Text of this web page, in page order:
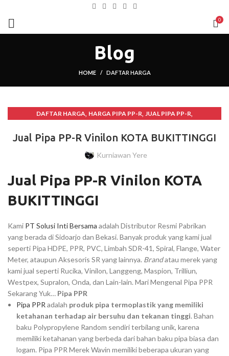
0
Blog
HOME DAFTAR HARGA
DAFTAR HARGA, HARGA PIPA PP-R, JUAL PIPA PP-R,
Jual Pipa PP-R Vinilon KOTA BUKITTINGGI
Kurniawan Yere
Jual Pipa PP-R Vinilon KOTA
BUKITTINGGI
Kami PT Solusi Inti Bersama adalah Distributor Resmi Pabrikan
yang berada di Sidoarjo dan Bekasi. Banyak produk yang kami jual
seperti Pipa HDPE, PPR, PVC, Limbah SDR-41, Spiral, Flange, Water
Meter, ataupun Aksesoris SR yang lainnya. Brandatau merek yang
kami jual seperti Rucika, Vinilon, Langgeng, Maspion, Trilliun,
Westpex, Supralon, Onda, dan Lain-lain. Mari Mengenal Pipa PPR
Sekarang Yuk… Pipa PPR
Pipa PPR adalah produk pipa termoplastik yang memiliki
ketahanan terhadap air bersuhu dan tekanan tinggi. Bahan
baku Polypropylene Random sendiri terbilang unik, karena
memiliki ketahanan yang berbeda dari bahan baku pipa biasa dan
logam. Pipa PPR Merek Wavin memiliki beberapa ukuran yang